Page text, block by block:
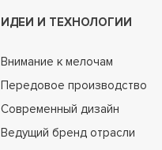
ИДЕИ И ТЕХНОЛОГИИ
Внимание к мелочам
Передовое производство
Современный дизайн
Ведущий бренд отрасли